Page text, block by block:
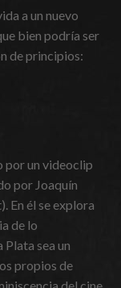
a un nuevo
bien podría ser
de principios:
por un videoclip
por Joaquín
En él se explora
de lo
sea un
propios de
del cine